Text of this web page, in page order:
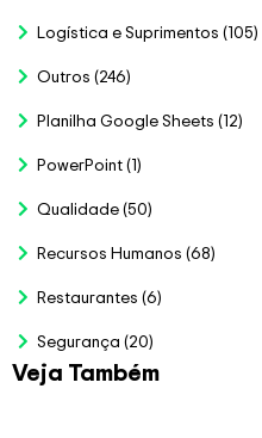
Logística e Suprimentos (105)
Outros (246)
Planilha Google Sheets (12)
PowerPoint(1)
Qualidade(50)
Recursos Humanos (68)
Restaurantes (6)
Segurança (20)
Veja Também